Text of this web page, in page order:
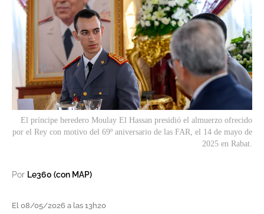
El príncipe heredero Moulay El Hassan presidió el almuerzo ofrecido
por el Rey con motivo del 69º aniversario de las FAR, el 14 de mayo de
2025 en Rabat.
Por Le360 (con MAP)
El 08/05/2026 a las 13h20